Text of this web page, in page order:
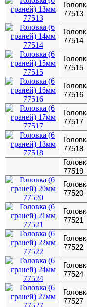
77513
77514
77515
77516
77517
77518
77519
77520
77521
77522
77524
77527